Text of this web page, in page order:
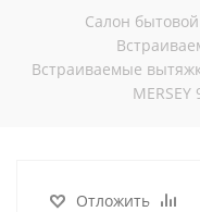
Салон
Встраиваемые
MERSEY
Отложить